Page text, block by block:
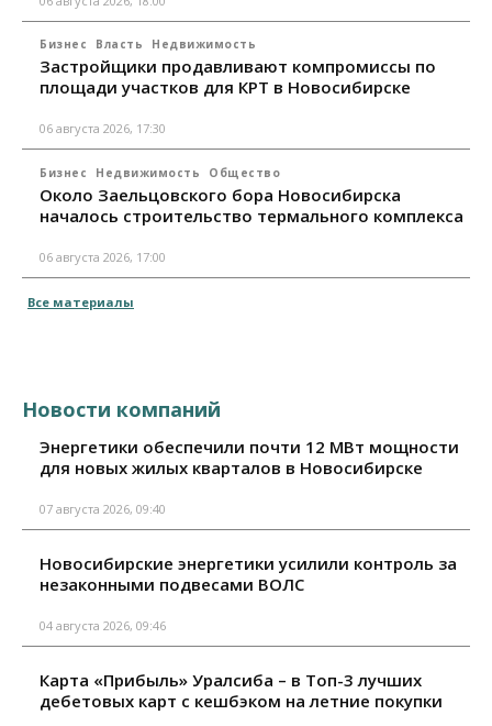
Бизнес Власть Недвижимость
Застройщики продавливают компромиссы по
площади участков для КРТ в Новосибирске
06 августа 2026, 17:30
Бизнес Недвижимость Общество
Около Заельцовского бора Новосибирска
началось строительство термального комплекса
06 августа 2026, 17:00
Все материалы
Новости компаний
Энергетики обеспечили почти 12 МВт мощности
для новых жилых кварталов в Новосибирске
07 августа 2026, 09:40
Новосибирские энергетики усилили контроль за
незаконными подвесами ВОЛС
04 августа 2026, 09:46
Карта «Прибыль» Уралсиба – в Топ-3 лучших
дебетовых карт с кешбэком на летние покупки